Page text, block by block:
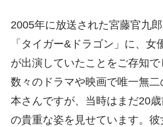
2005年に放送された宮藤官九
「タイガー&ドラゴン」に、女
が出演していたことをご存知で
数々のドラマや映画で唯一無
本さんですが、当時はまだ20
の貴重な姿を見せています。彼